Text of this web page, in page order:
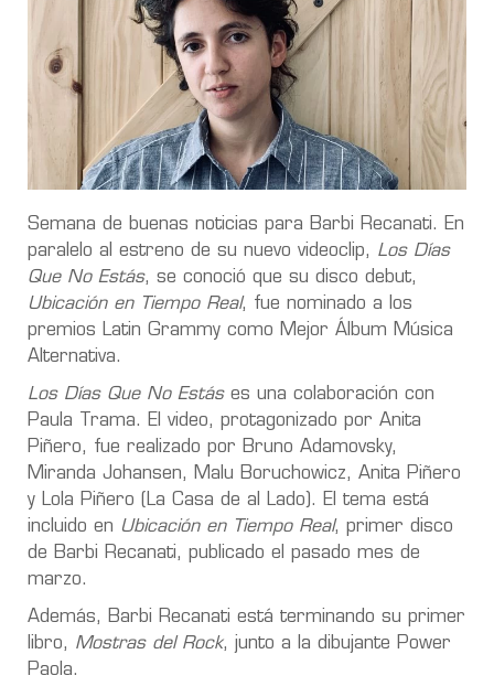
Semana de buenas noticias para Barbi Recanati. En
paralelo al estreno de su nuevo videoclip, Los Días
Que No Estás, se conoció que su disco debut,
Ubicación en Tiempo Real, fue nominado a los
premios Latin Grammy como Mejor Álbum Música
Alternativa.
Los Días Que No Estáses una colaboración con
Paula Trama. El video, protagonizado por Anita
Piñero, fue realizado por Bruno Adamovsky,
Miranda Johansen, Malu Boruchowicz, Anita Piñero
y Lola Piñero (La Casa de al Lado). El tema está
incluido en Ubicación en Tiempo Real, primer disco
de Barbi Recanati, publicado el pasado mes de
marzo.
Además, Barbi Recanati está terminando su primer
libro, Mostras del Rock, junto a la dibujante Power
Paola.